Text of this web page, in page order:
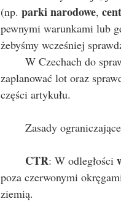
(np. parki narodowe,
pewnymi warunkami lub
żebyśmy wcześniej
W Czechach do
zaplanować lot oraz
części artykułu.
Zasady
CTR: W odległości
poza czerwonymi
ziemią.